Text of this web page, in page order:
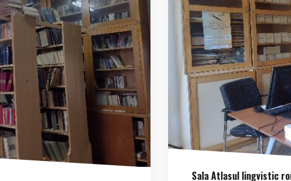
Sala Atlasul lingvistic